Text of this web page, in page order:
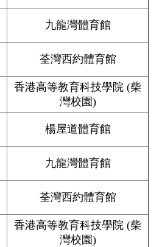
九龍灣體育館
荃灣西約體育館
香港高等教育科技學院 (柴
灣校園)
楊屋道體育館
九龍灣體育館
荃灣西約體育館
香港高等教育科技學院 (柴
灣校園)